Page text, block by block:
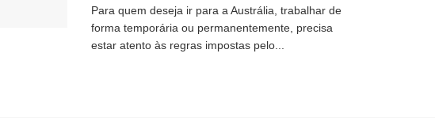
Para quem deseja ir para a Austrália, trabalhar de
forma temporária ou permanentemente, precisa
estar atento às regras impostas pelo...